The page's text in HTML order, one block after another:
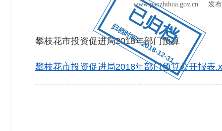
已归档
归档时间：2018-12-31
www.panzhihua.gov.cn 发
攀枝花市投资促进局2018年部门预算
攀枝花市投资促进局2018年部门预算公开报表